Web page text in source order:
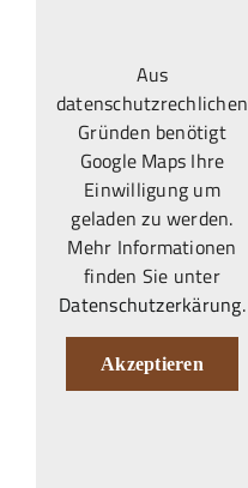
Aus
datenschutzrechlichen
Gründen benötigt
Google Maps Ihre
Einwilligung um
geladen zu werden.
Mehr Informationen
finden Sie unter
Datenschutzerkärung.
Akzeptieren